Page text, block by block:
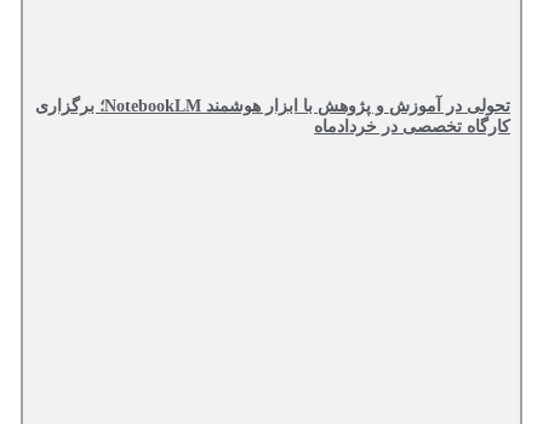
تحولی در آموزش و پژوهش با ابزار هوشمند NotebookLM؛ برگزاری
کارگاه تخصصی در خردادماه